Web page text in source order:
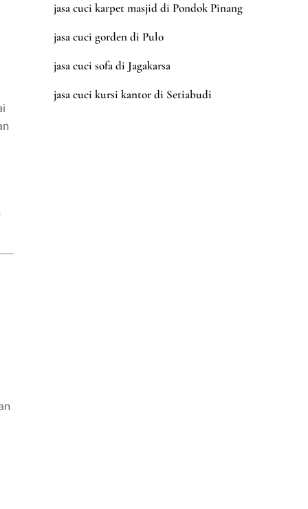
jasa cuci karpet masjid di Pondok Pinang
jasa cuci gorden di Pulo
jasa cuci sofa di Jagakarsa
jasa cuci kursi kantor di Setiabudi